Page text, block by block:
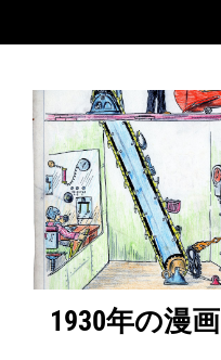
1930年の漫画